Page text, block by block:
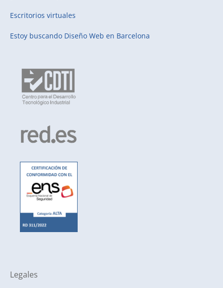
Escritorios virtuales
Estoy buscando Diseño Web en Barcelona
Legales